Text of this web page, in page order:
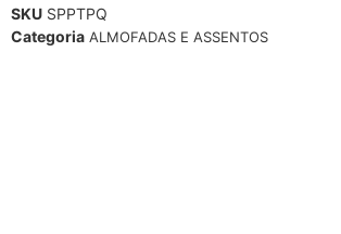
SKU SPPTPQ
Categoria ALMOFADAS E ASSENTOS